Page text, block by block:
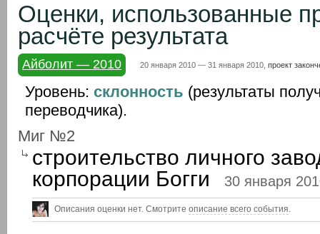
Оценки, использованные
расчёте результата
Айболит — 2010 20 января 2010 — 31 января 2010, проект
Уровень: склонность (результаты
переводчика).
Миг №2
строительство личного
корпорации Богги
30 января
Описания оценки нет. Смотрите описание всего события.